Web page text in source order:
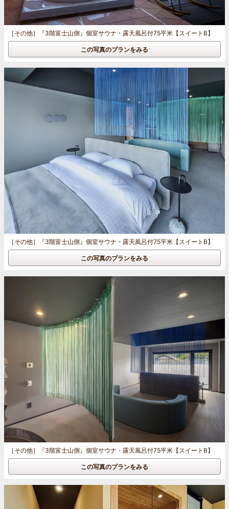
［その他］ 『3階富士山側』個室サウナ・露天風呂付75平米【スイートB】
この写真のプランをみる
［その他］ 『3階富士山側』個室サウナ・露天風呂付75平米【スイートB】
この写真のプランをみる
［その他］ 『3階富士山側』個室サウナ・露天風呂付75平米【スイートB】
この写真のプランをみる